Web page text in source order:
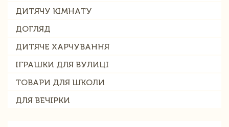
ДИТЯЧУ КІМНАТУ
ДОГЛЯД
ДИТЯЧЕ ХАРЧУВАННЯ
ІГРАШКИ ДЛЯ ВУЛИЦІ
ТОВАРИ ДЛЯ ШКОЛИ
ДЛЯ ВЕЧІРКИ